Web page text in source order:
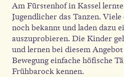
Am Fürstenhof in Kassel
Jugendlicher das Tanzen.
noch bekannt und laden dazu
auszuprobieren. Die Kinder
und lernen bei diesem
Bewegung einfache höfische
Frühbarock kennen.